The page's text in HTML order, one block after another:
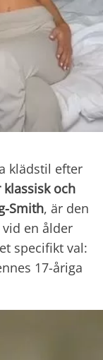
klädstil efter
klassisk och
Smith, är den
en ålder
specifikt val:
17-åriga